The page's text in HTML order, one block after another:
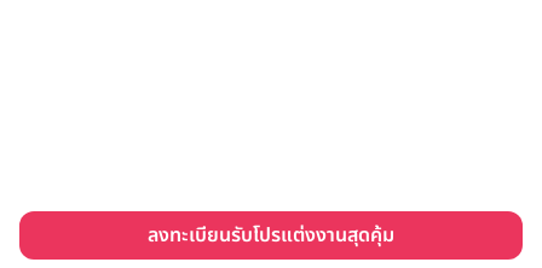
ลงทะเบียนรับโปรแต่งงานสุดคุ้ม